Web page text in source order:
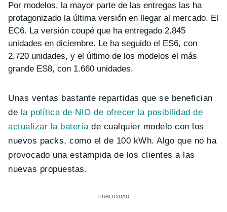
Por modelos, la mayor parte de las entregas las ha
protagonizado la última versión en llegar al mercado. El
EC6. La versión coupé que ha entregado 2.845
unidades en diciembre. Le ha seguido el ES6, con
2.720 unidades, y el último de los modelos el más
grande ES8, con 1.660 unidades.
Unas ventas bastante repartidas que se benefician
de la política de NIO de ofrecer la posibilidad de
actualizar la bateríade cualquier modelo con los
nuevos packs, como el de 100 kWh. Algo que no ha
provocado una estampida de los clientes a las
nuevas propuestas.